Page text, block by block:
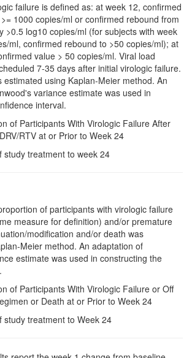
failure is defined as: at week 12, confirmed
1000 copies/ml or confirmed rebound from
>0.5 log10 copies/ml (for subjects with week
ml, confirmed rebound to >50 copies/ml); at
value > 50 copies/ml. Viral load
7-35 days after initial virologic failure.
estimated using Kaplan-Meier method. An
variance estimate was used in
interval.
of Participants With Virologic Failure After
RTV at or Prior to Week 24
study treatment to week 24
of participants with virologic failure
measure for definition) and/or premature
modification and/or death was
Meier method. An adaptation of
estimate was used in constructing the
of Participants With Virologic Failure or Off
or Death at or Prior to Week 24
study treatment to Week 24